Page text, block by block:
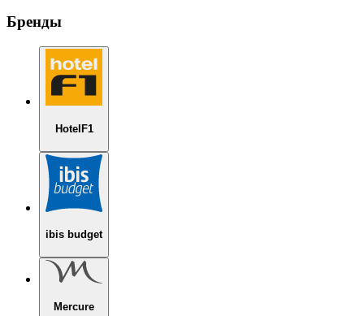
Бренды
HotelF1
ibis budget
Mercure